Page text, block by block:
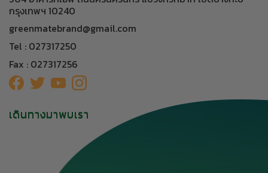
กรุงเทพฯ 10240
greenmatebrand@gmail.com
Tel : 027317250
Fax : 027317256
เดินทางมาพบเรา